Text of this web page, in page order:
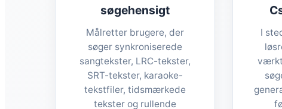
søgehensigt
Målretter brugere, der
søger synkroniserede
sangtekster, LRC-tekster,
SRT-tekster, karaoke-
tekstfiler, tidsmærkede
tekster og rullende
I